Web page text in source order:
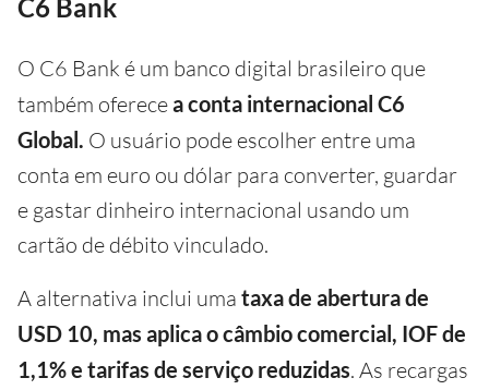
C6 Bank
O C6 Bank é um banco digital brasileiro que
também oferecea conta internacional C6
Global. O usuário pode escolher entre uma
conta em euro ou dólar para converter, guardar
e gastar dinheiro internacional usando um
cartão de débito vinculado.
A alternativa inclui uma taxa de abertura de
USD 10, mas aplica o câmbio comercial, IOF de
1,1% e tarifas de serviço reduzidas. As recargas